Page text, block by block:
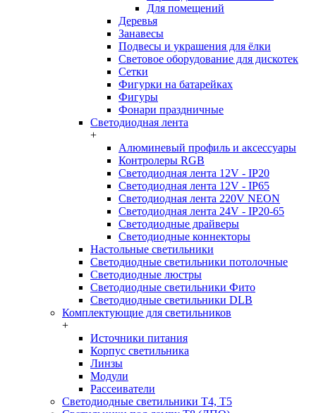
Для помещений
Деревья
Занавесы
Подвесы и украшения для ёлки
Световое оборудование для дискотек
Сетки
Фигурки на батарейках
Фигуры
Фонари праздничные
Светодиодная лента
+
Алюминевый профиль и аксессуары
Контролеры RGB
Светодиодная лента 12V - IP20
Светодиодная лента 12V - IP65
Светодиодная лента 220V NEON
Светодиодная лента 24V - IP20-65
Светодиодные драйверы
Светодиодные коннекторы
Настольные светильники
Светодиодные светильники потолочные
Светодиодные люстры
Светодиодные светильники Фито
Светодиодные светильники DLB
Комплектующие для светильников
+
Источники питания
Корпус светильника
Линзы
Модули
Рассеиватели
Светодиодные светильники T4, T5